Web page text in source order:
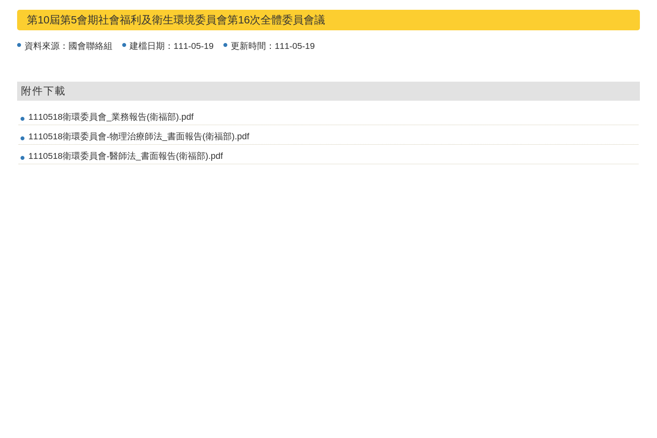
第10屆第5會期社會福利及衛生環境委員會第16次全體委員會議
資料來源： 國會聯絡組 建檔日期： 111-05-19 更新時間： 111-05-19
附件下載
1110518衛環委員會_業務報告(衛福部).pdf
1110518衛環委員會-物理治療師法_書面報告(衛福部).pdf
1110518衛環委員會-醫師法_書面報告(衛福部).pdf